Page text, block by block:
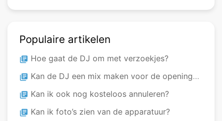
Populaire artikelen
library_books Hoe gaat de DJ om met verzoekjes?
library_books Kan de DJ een mix maken voor de openingsdans?
library_books Kan ik ook nog kosteloos annuleren?
library_books Kan ik foto’s zien van de apparatuur?